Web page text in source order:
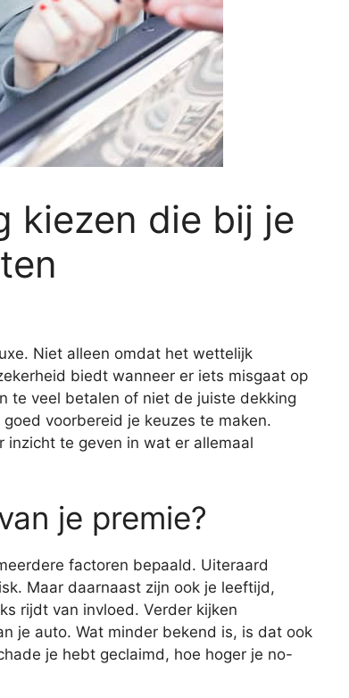
kiezen die bij je
Niet alleen omdat het wettelijk
biedt wanneer er iets misgaat op
te veel betalen of niet de juiste dekking
voorbereid je keuzes te maken.
inzicht te geven in wat er allemaal
je premie?
factoren bepaald. Uiteraard
Maar daarnaast zijn ook je leeftijd,
rijdt van invloed. Verder kijken
je auto. Wat minder bekend is, is dat ook
je hebt geclaimd, hoe hoger je no-